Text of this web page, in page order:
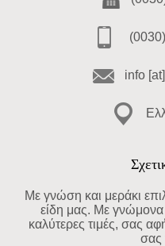
info
Με γνώση και μεράκι
είδη μας. Με γνώμονα
καλύτερες τιμές, σας
σας